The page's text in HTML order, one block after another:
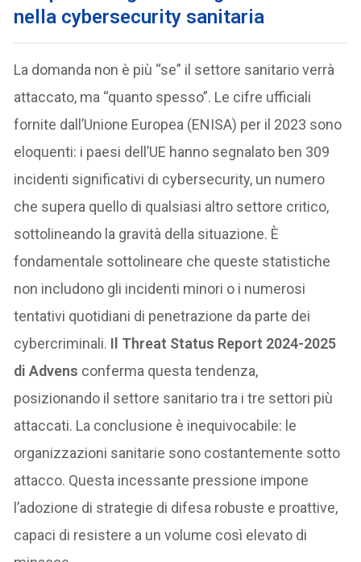
nella cybersecurity sanitaria
La domanda non è più “se” il settore sanitario verrà
attaccato, ma “quanto spesso”. Le cifre ufficiali
fornite dall’Unione Europea (ENISA) per il 2023 sono
eloquenti: i paesi dell’UE hanno segnalato ben 309
incidenti significativi di cybersecurity, un numero
che supera quello di qualsiasi altro settore critico,
sottolineando la gravità della situazione. È
fondamentale sottolineare che queste statistiche
non includono gli incidenti minori o i numerosi
tentativi quotidiani di penetrazione da parte dei
cybercriminali. Il Threat Status Report 2024-2025
di Advens conferma questa tendenza,
posizionando il settore sanitario tra i tre settori più
attaccati. La conclusione è inequivocabile: le
organizzazioni sanitarie sono costantemente sotto
attacco. Questa incessante pressione impone
l’adozione di strategie di difesa robuste e proattive,
capaci di resistere a un volume così elevato di